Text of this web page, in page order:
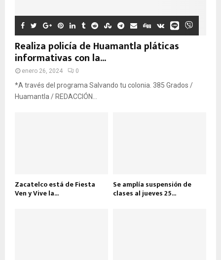
Realiza policía de Huamantla pláticas
informativas con la...
enero 26, 2024 0
*A través del programa Salvando tu colonia. 385 Grados /
Huamantla / REDACCIÓN...
Zacatelco está de Fiesta
Ven y Vive la...
Se amplía suspensión de
clases al jueves 25...